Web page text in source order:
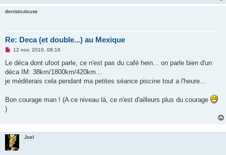
denistoulouse
Re: Deca (et double...) au Mexique
M
s
a
g
o
n
12 nov. 2010, 08:16
Le déca dont ufoot parle, ce n'est pas du café hein... on parle bien d'un
déca IM: 38km/1800km/420km...
je méditerais cela pendant ma petites séance piscine tout a l'heure...
Bon courage man ! (A ce niveau là, ce n'est d'ailleurs plus du courage
)
Joel